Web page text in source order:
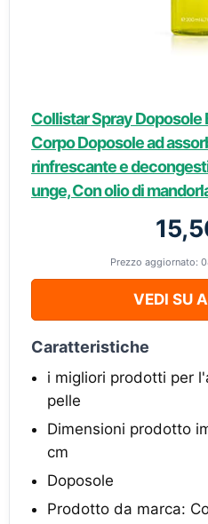
Collistar Spray Doposole
Corpo Doposole ad
rinfrescante e
unge, Con olio di
Prezzo aggiornato:
VEDI SU
Caratteristiche
i migliori prodotti per
pelle
Dimensioni prodotto
cm
Doposole
Prodotto da marca: